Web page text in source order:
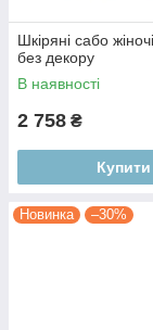
Шкіряні сабо
без декору
В наявності
2 758 ₴
Купити
Новинка –30%